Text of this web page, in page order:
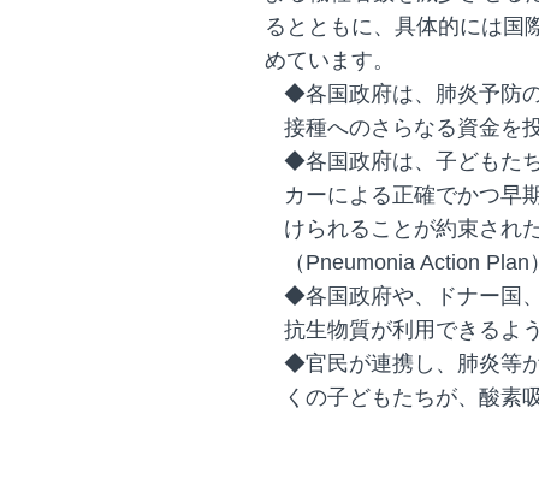
るとともに、具体的には国
めています。
◆各国政府は、肺炎予防
接種へのさらなる資金を
◆各国政府は、子どもた
カーによる正確でかつ早
けられることが約束され
（Pneumonia Action
◆各国政府や、ドナー国
抗生物質が利用できるよ
◆官民が連携し、肺炎等
くの子どもたちが、酸素